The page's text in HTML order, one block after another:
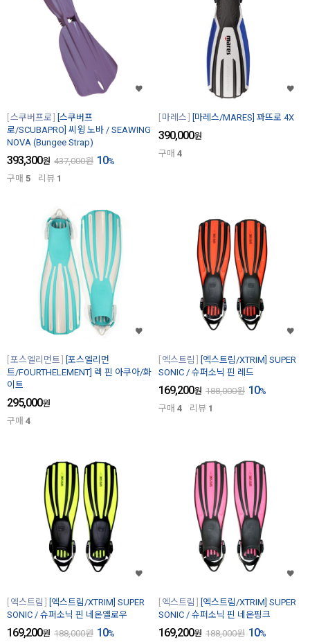
스쿠버프로
[스쿠버프
로/SCUBAPRO] 씨윙 노바 / SEAWING
NOVA (Bungee Strap)
393,300원 437,000원 10%
구매 5 리뷰 1
마레스 [마레스/MARES] 꽈뜨로 4X
390,000원
구매 4
포스엘리먼트
[포스엘리먼
트/FOURTHELEMENT] 렉 핀 아쿠아/화
이트
295,000원
구매 4
엑스트림
[엑스트림/XTRIM] SUPER
SONIC / 슈퍼소닉 핀 레드
169,200원 188,000원 10%
구매 4 리뷰 1
엑스트림
[엑스트림/XTRIM] SUPER
SONIC / 슈퍼소닉 핀 네온옐로우
169,200원 188,000원 10%
엑스트림
[엑스트림/XTRIM] SUPER
SONIC / 슈퍼소닉 핀 네온핑크
169,200원 188,000원 10%